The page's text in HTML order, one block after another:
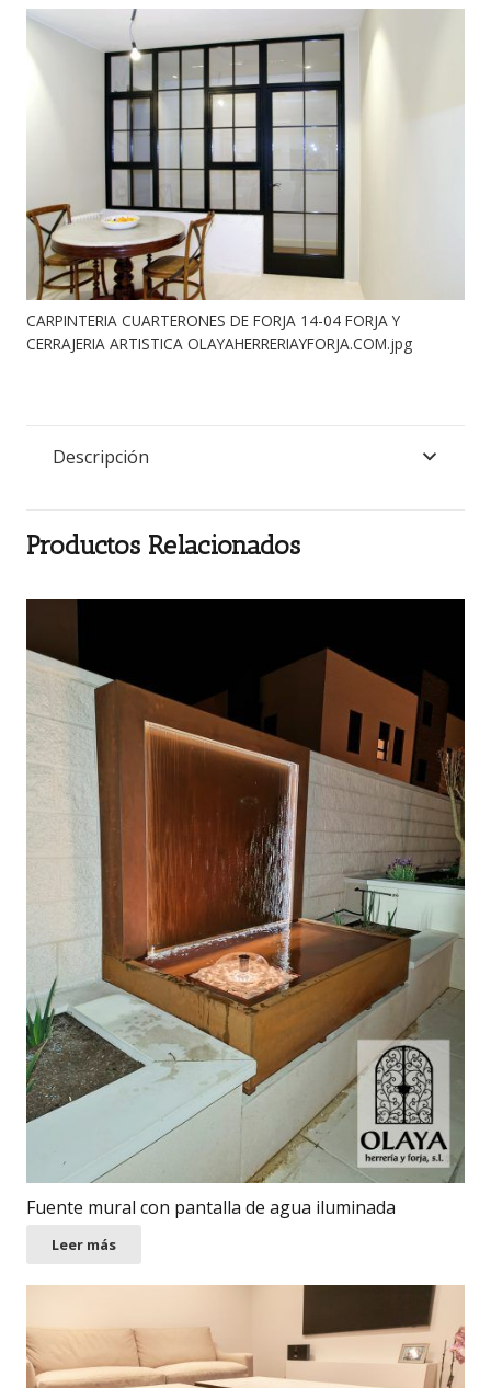
CARPINTERIA CUARTERONES DE FORJA 14-04 FORJA Y
CERRAJERIA ARTISTICA OLAYAHERRERIAYFORJA.COM.jpg
Descripción
Productos Relacionados
Fuente mural con pantalla de agua iluminada
Leer más